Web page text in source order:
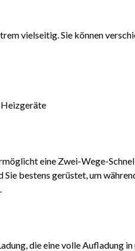
vielseitig. Sie können
eine Zwei-Wege-
Sie bestens gerüstet, um
die eine volle Aufladung in